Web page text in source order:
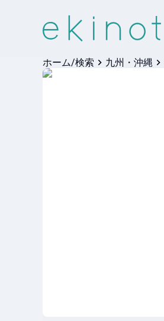
ホーム/検索 九州・沖縄